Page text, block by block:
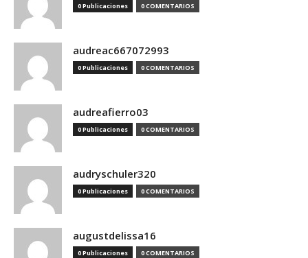
0 Publicaciones 0 COMENTARIOS
audreac667072993
0 Publicaciones 0 COMENTARIOS
audreafierro03
0 Publicaciones 0 COMENTARIOS
audryschuler320
0 Publicaciones 0 COMENTARIOS
augustdelissa16
0 Publicaciones 0 COMENTARIOS